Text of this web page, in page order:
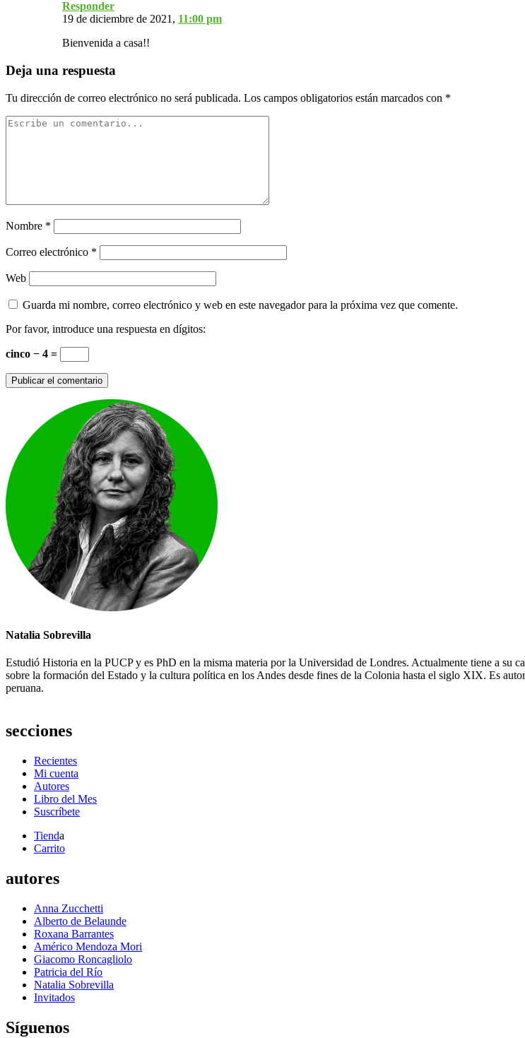
Responder
19 de diciembre de 2021, 11:00 pm
Bienvenida a casa!!
Deja una respuesta
Tu dirección de correo electrónico no será publicada. Los campos obligatorios están marcados con *
Nombre *
Correo electrónico *
Web
Guarda mi nombre, correo electrónico y web en este navegador para la próxima vez que comente.
Por favor, introduce una respuesta en dígitos:
cinco − 4 =
Natalia Sobrevilla
Estudió Historia en la PUCP y es PhD en la misma materia por la Universidad de Londres. Actualmente tiene a su
sobre la formación del Estado y la cultura política en los Andes desde fines de la Colonia hasta el siglo XIX. Es
peruana.
secciones
Recientes
Mi cuenta
Autores
Libro del Mes
Suscríbete
Tienda
Carrito
autores
Anna Zucchetti
Alberto de Belaunde
Roxana Barrantes
Américo Mendoza Mori
Giacomo Roncagliolo
Patricia del Río
Natalia Sobrevilla
Invitados
Síguenos